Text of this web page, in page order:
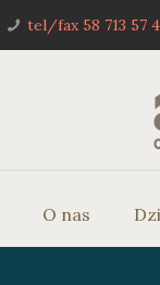
tel/fax 58 713 57
O nas